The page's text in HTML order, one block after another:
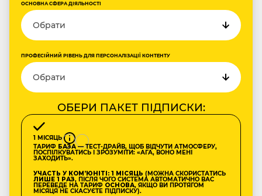
ОСНОВНА СФЕРА ДІЯЛЬНОСТІ
ПРОФЕСІЙНИЙ РІВЕНЬ ДЛЯ ПЕРСОНАЛІЗАЦІЇ КОНТЕНТУ
ОБЕРИ ПАКЕТ ПІДПИСКИ:
1 МІСЯЦЬ
ТАРИФ БАЗА— ТЕСТ-ДРАЙВ, ЩОБ ВІДЧУТИ АТМОСФЕРУ,
ПОСПІЛКУВАТИСЬ І ЗРОЗУМІТИ: «АГА, ВОНО МЕНІ
ЗАХОДИТЬ».
УЧАСТЬ У КОМʼЮНІТІ: 1 МІСЯЦЬ (МОЖНА СКОРИСТАТИСЬ
ЛИШЕ 1 РАЗ, ПІСЛЯ ЧОГО СИСТЕМА АВТОМАТИЧНО ВАС
ПЕРЕВЕДЕ НА ТАРИФ ОСНОВА, ЯКЩО ВИ ПРОТЯГОМ
МІСЯЦЯ НЕ СКАСУЄТЕ ПІДПИСКУ).